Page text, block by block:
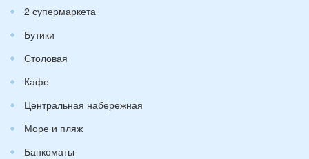
2 супермаркета
Бутики
Столовая
Кафе
Центральная набережная
Море и пляж
Банкоматы